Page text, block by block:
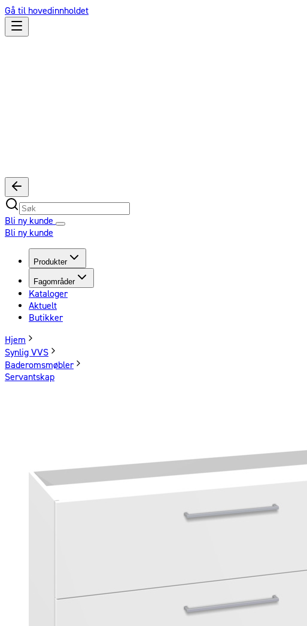
Gå til hovedinnholdet
Bli ny kunde
Bli ny kunde
Produkter
Fagområder
Kataloger
Aktuelt
Butikker
Hjem
Synlig VVS
Baderomsmøbler
Servantskap